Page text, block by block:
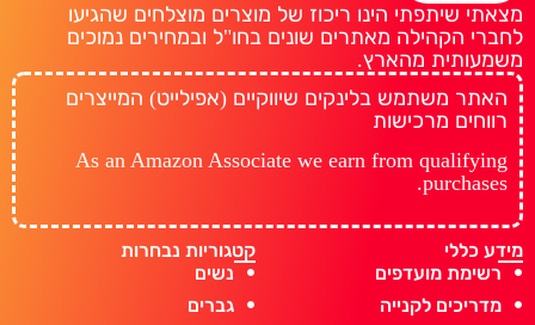
מצאתי שיתפתי הינו ריכוז של מוצרים מוצלחים שהגיעו
לחברי הקהילה מאתרים שונים בחו"ל ובמחירים נמוכים
משמעותית מהארץ.
האתר משתמש בלינקים שיווקיים (אפילייט) המייצרים
רווחים מרכישות
As an Amazon Associate we earn from qualifying
purchases.
מידע כללי
רשימת מועדפים
מדריכים לקנייה
קטגוריות נבחרות
נשים
גברים